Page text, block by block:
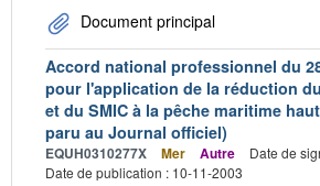
Document principal
Accord national professionnel du
pour l'application de la réduction
et du SMIC à la pêche maritime
paru au Journal officiel)
EQUH0310277X Mer Autre
Date de
Date de publication : 10-11-2003